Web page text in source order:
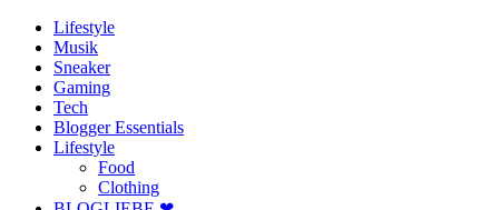
Lifestyle
Musik
Sneaker
Gaming
Tech
Blogger Essentials
Lifestyle
Food
Clothing